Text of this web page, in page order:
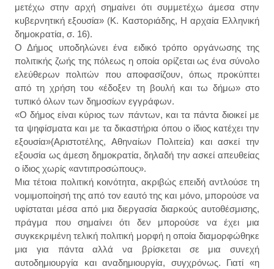
μετέχω στην αρχή σημαίνει ότι συμμετέχω άμεσα στην
κυβερνητική εξουσία» (Κ. Καστοριάδης, Η αρχαία Ελληνική
δημοκρατία, σ. 16).
Ο Δήμος υποδηλώνει ένα ειδικό τρόπο οργάνωσης της
πολιτικής ζωής της πόλεως η οποία ορίζεται ως ένα σύνολο
ελεύθερων πολιτών που αποφασίζουν, όπως προκύπτει
από τη χρήση του «έδοξεν τη βουλή και τω δήμω» στο
τυπικό όλων των δημοσίων εγγράφων.
«Ο δήμος είναι κύριος των πάντων, και τα πάντα διοικεί με
τα ψηφίσματα και με τα δικαστήρια όπου ο ίδιος κατέχει την
εξουσία»(Αριστοτέλης, Αθηναίων Πολιτεία) και ασκεί την
εξουσία ως άμεση δημοκρατία, δηλαδή την ασκεί απευθείας
ο ίδιος χωρίς «αντιπροσώπους».
Μια τέτοια πολιτική κοινότητα, ακριβώς επειδή αντλούσε τη
νομιμοποίησή της από τον εαυτό της και μόνο, μπορούσε να
υφίσταται μέσα από μια διεργασία διαρκούς αυτοθέσμισης,
πράγμα που σημαίνει ότι δεν μπορούσε να έχει μια
συγκεκριμένη τελική πολιτική μορφή η οποία διαμορφώθηκε
μια για πάντα αλλά να βρίσκεται σε μια συνεχή
αυτοδημιουργία και αναδημιουργία, συγχρόνως. Γιατί «η